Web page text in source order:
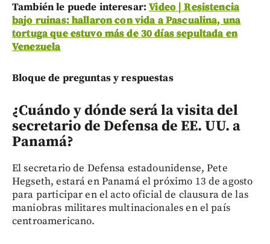
También le puede interesar:Video | Resistencia
bajo ruinas: hallaron con vida a Pascualina, una
tortuga que estuvo más de 30 días sepultada en
Venezuela
Bloque de preguntas y respuestas
¿Cuándo y dónde será la visita del
secretario de Defensa de EE. UU. a
Panamá?
El secretario de Defensa estadounidense, Pete
Hegseth, estará en Panamá el próximo 13 de agosto
para participar en el acto oficial de clausura de las
maniobras militares multinacionales en el país
centroamericano.